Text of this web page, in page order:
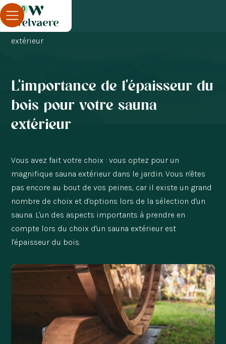
0
Blog
L'importance de l'épaisseur du bois pour votre sauna
extérieur
L'importance de l'épaisseur du
bois pour votre sauna
extérieur
Vous avez fait votre choix : vous optez pour un
magnifique sauna extérieur dans le jardin. Vous n'êtes
pas encore au bout de vos peines, car il existe un grand
nombre de choix et d'options lors de la sélection d'un
sauna. L'un des aspects importants à prendre en
compte lors du choix d'un sauna extérieur est
l'épaisseur du bois.